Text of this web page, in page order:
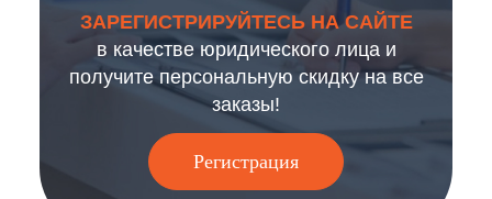
ЗАРЕГИСТРИРУЙТЕСЬ НА САЙТЕ
в качестве юридического лица и
получите персональную скидку на все
заказы!
Регистрация